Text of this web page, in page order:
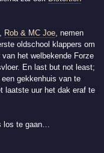
Rob & MC Joe, nemen
oldschool klappers om
van het welbekende Forze
En last but not least;
gekkenhuis van te
laatste uur het dak eraf te
los te gaan…